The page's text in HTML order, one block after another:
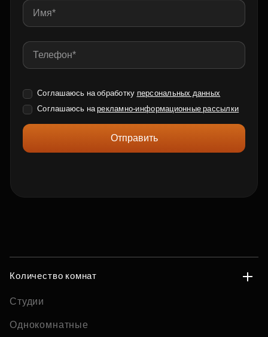
Соглашаюсь на обработку персональных данных
Соглашаюсь нарекламно-информационные рассылки
Отправить
Количество комнат
Студии
Однокомнатные